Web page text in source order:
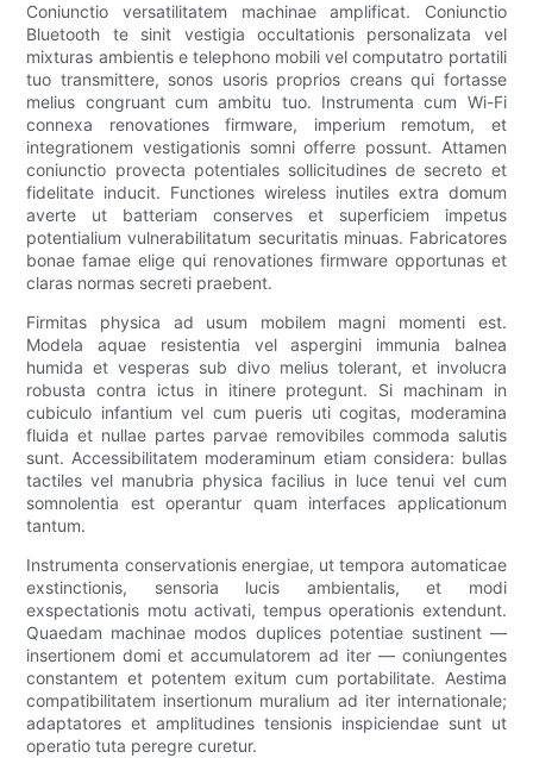
Coniunctio versatilitatem machinae amplificat. Coniunctio
Bluetooth te sinit vestigia occultationis personalizata vel
mixturas ambientis e telephono mobili vel computatro portatili
tuo transmittere, sonos usoris proprios creans qui fortasse
melius congruant cum ambitu tuo. Instrumenta cum Wi-Fi
connexa renovationes firmware, imperium remotum, et
integrationem vestigationis somni offerre possunt. Attamen
coniunctio provecta potentiales sollicitudines de secreto et
fidelitate inducit. Functiones wireless inutiles extra domum
averte ut batteriam conserves et superficiem impetus
potentialium vulnerabilitatum securitatis minuas. Fabricatores
bonae famae elige qui renovationes firmware opportunas et
claras normas secreti praebent.
Firmitas physica ad usum mobilem magni momenti est.
Modela aquae resistentia vel aspergini immunia balnea
humida et vesperas sub divo melius tolerant, et involucra
robusta contra ictus in itinere protegunt. Si machinam in
cubiculo infantium vel cum pueris uti cogitas, moderamina
fluida et nullae partes parvae removibiles commoda salutis
sunt. Accessibilitatem moderaminum etiam considera: bullas
tactiles vel manubria physica facilius in luce tenui vel cum
somnolentia est operantur quam interfaces applicationum
tantum.
Instrumenta conservationis energiae, ut tempora automaticae
exstinctionis, sensoria lucis ambientalis, et modi
exspectationis motu activati, tempus operationis extendunt.
Quaedam machinae modos duplices potentiae sustinent —
insertionem domi et accumulatorem ad iter — coniungentes
constantem et potentem exitum cum portabilitate. Aestima
compatibilitatem insertionum muralium ad iter internationale;
adaptatores et amplitudines tensionis inspiciendae sunt ut
operatio tuta peregre curetur.